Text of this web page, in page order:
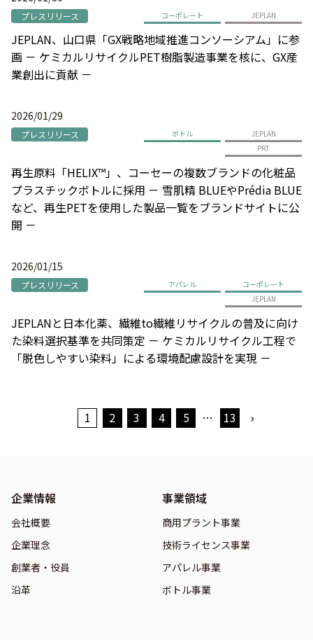
プレスリリース コーポレート JEPLAN
JEPLAN、山口県「GX戦略地域推進コンソーシアム」に参
画 － ケミカルリサイクルPET樹脂製造事業を核に、GX産
業創出に貢献 －
2026/01/29
プレスリリース ボトル
JEPLAN
PRT
再生原料「HELIX™」、コーセーの複数ブランドの化粧品
プラスチックボトルに採用 － 雪肌精 BLUEやPrédia BLUE
など、再生PETを使用した製品一覧をブランドサイトに公
開 －
2026/01/15
プレスリリース アパレル
コーポレート
JEPLAN
JEPLANと日本化薬、繊維to繊維リサイクルの普及に向け
た染料選択基準を共同策定 － ケミカルリサイクル工程で
「脱色しやすい染料」による環境配慮設計を実現 －
1 2 3 4 5 … 13 ›
企業情報
会社概要
企業理念
創業者・役員
沿革
事業領域
商用プラント事業
技術ライセンス事業
アパレル事業
ボトル事業